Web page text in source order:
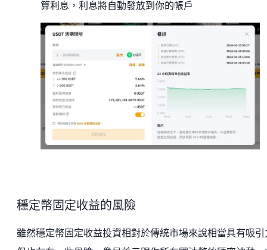
算利息，利息將自動發放到你的帳戶
穩定幣固定收益的風險
雖然穩定幣固定收益投資相對於傳統市場來說相當具有吸引